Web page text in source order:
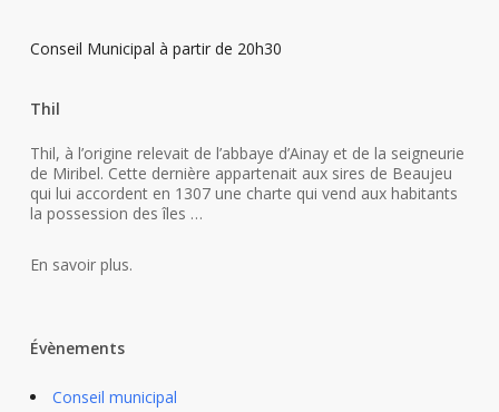
Conseil Municipal à partir de 20h30
Thil
Thil, à l’origine relevait de l’abbaye d’Ainay et de la seigneurie
de Miribel. Cette dernière appartenait aux sires de Beaujeu
qui lui accordent en 1307 une charte qui vend aux habitants
la possession des îles …
En savoir plus.
Évènements
Conseil municipal